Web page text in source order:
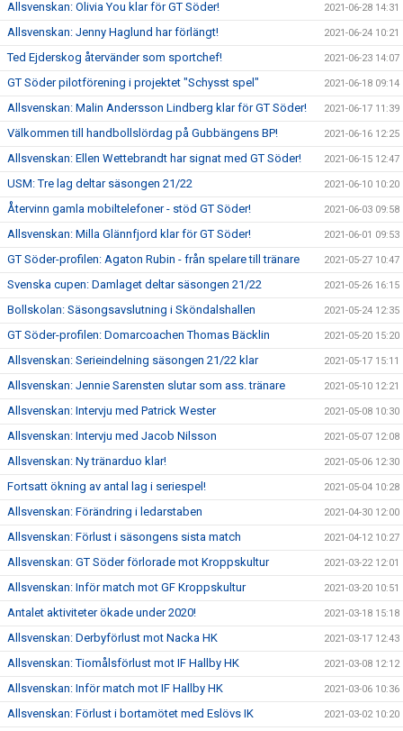
Allsvenskan: Olivia You klar för GT Söder! 2021-06-28 14:31
Allsvenskan: Jenny Haglund har förlängt! 2021-06-24 10:21
Ted Ejderskog återvänder som sportchef! 2021-06-23 14:07
GT Söder pilotförening i projektet "Schysst spel" 2021-06-18 09:14
Allsvenskan: Malin Andersson Lindberg klar för GT Söder! 2021-06-17 11:39
Välkommen till handbollslördag på Gubbängens BP! 2021-06-16 12:25
Allsvenskan: Ellen Wettebrandt har signat med GT Söder! 2021-06-15 12:47
USM: Tre lag deltar säsongen 21/22 2021-06-10 10:20
Återvinn gamla mobiltelefoner - stöd GT Söder! 2021-06-03 09:58
Allsvenskan: Milla Glännfjord klar för GT Söder! 2021-06-01 09:53
GT Söder-profilen: Agaton Rubin - från spelare till tränare 2021-05-27 10:47
Svenska cupen: Damlaget deltar säsongen 21/22 2021-05-26 16:15
Bollskolan: Säsongsavslutning i Sköndalshallen 2021-05-24 12:35
GT Söder-profilen: Domarcoachen Thomas Bäcklin 2021-05-20 15:20
Allsvenskan: Serieindelning säsongen 21/22 klar 2021-05-17 15:11
Allsvenskan: Jennie Sarensten slutar som ass. tränare 2021-05-10 12:21
Allsvenskan: Intervju med Patrick Wester 2021-05-08 10:30
Allsvenskan: Intervju med Jacob Nilsson 2021-05-07 12:08
Allsvenskan: Ny tränarduo klar! 2021-05-06 12:30
Fortsatt ökning av antal lag i seriespel! 2021-05-04 10:28
Allsvenskan: Förändring i ledarstaben 2021-04-30 12:00
Allsvenskan: Förlust i säsongens sista match 2021-04-12 10:27
Allsvenskan: GT Söder förlorade mot Kroppskultur 2021-03-22 12:01
Allsvenskan: Inför match mot GF Kroppskultur 2021-03-20 10:51
Antalet aktiviteter ökade under 2020! 2021-03-18 15:18
Allsvenskan: Derbyförlust mot Nacka HK 2021-03-17 12:43
Allsvenskan: Tiomålsförlust mot IF Hallby HK 2021-03-08 12:12
Allsvenskan: Inför match mot IF Hallby HK 2021-03-06 10:36
Allsvenskan: Förlust i bortamötet med Eslövs IK 2021-03-02 10:20